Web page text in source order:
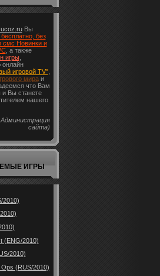
Вы
без
смс Новинки и
, а также
игры,
онлайн
игровой TV",
мираи
что Вам
и Вы станете
нашего
сайта)
ИГРЫ
2010)
(ENG/2010)
2010)
(RUS/2010)